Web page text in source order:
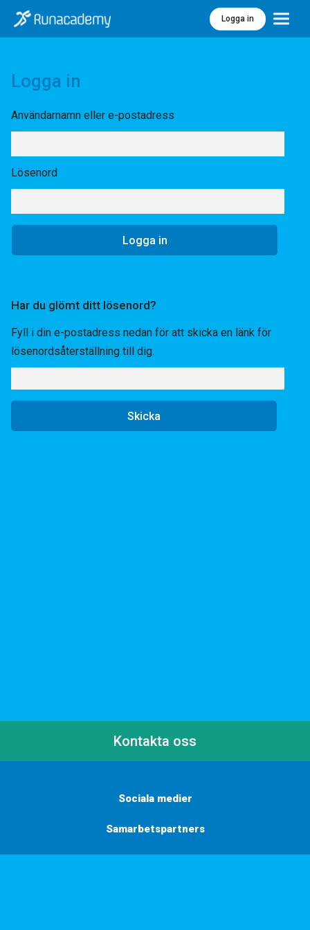
Logga in Meny
Logga in
Användarnamn eller e-postadress
Lösenord
Har du glömt ditt lösenord?
Fyll i din e-postadress nedan för att skicka en länk för
lösenordsåterställning till dig.
Kontakta oss
Sociala medier
Samarbetspartners